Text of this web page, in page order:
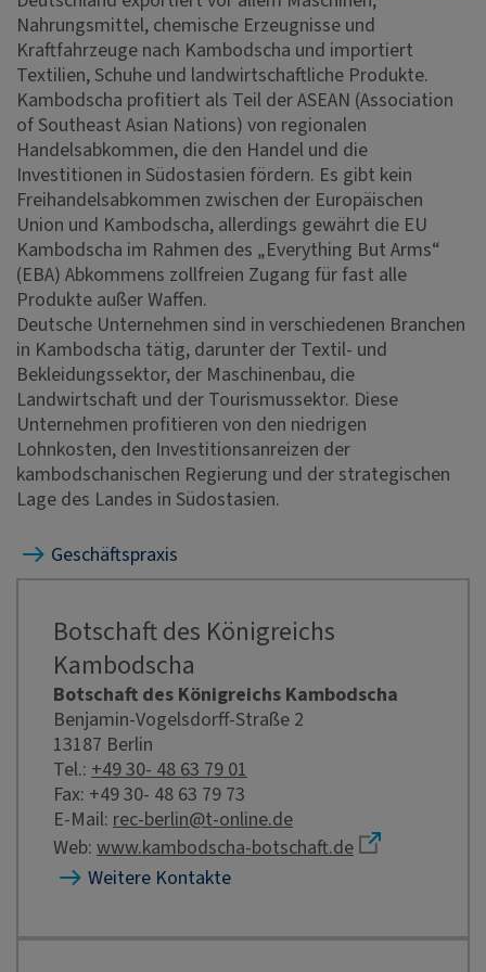
Nahrungsmittel, chemische Erzeugnisse und
Kraftfahrzeuge nach Kambodscha und importiert
Textilien, Schuhe und landwirtschaftliche Produkte.
Kambodscha profitiert als Teil der ASEAN (Association
of Southeast Asian Nations) von regionalen
Handelsabkommen, die den Handel und die
Investitionen in Südostasien fördern. Es gibt kein
Freihandelsabkommen zwischen der Europäischen
Union und Kambodscha, allerdings gewährt die EU
Kambodscha im Rahmen des „Everything But Arms“
(EBA) Abkommens zollfreien Zugang für fast alle
Produkte außer Waffen.
Deutsche Unternehmen sind in verschiedenen Branchen
in Kambodscha tätig, darunter der Textil- und
Bekleidungssektor, der Maschinenbau, die
Landwirtschaft und der Tourismussektor. Diese
Unternehmen profitieren von den niedrigen
Lohnkosten, den Investitionsanreizen der
kambodschanischen Regierung und der strategischen
Lage des Landes in Südostasien.
Geschäftspraxis
Botschaft des Königreichs
Kambodscha
Botschaft des Königreichs Kambodscha
Benjamin-Vogelsdorff-Straße 2
13187 Berlin
Tel.: +49 30- 48 63 79 01
Fax: +49 30- 48 63 79 73
E-Mail: rec-berlin@t-online.de
Web: www.kambodscha-botschaft.de
Weitere Kontakte